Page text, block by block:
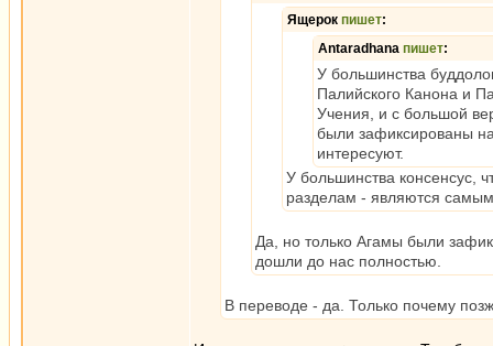
Ящерок пишет:
Antaradhana пишет:
У большинства
Палийского Канона и
Учения, и с большой
были зафиксированы
интересуют.
У большинства консенсус,
разделам - являются
Да, но только Агамы были
дошли до нас полностью.
В переводе - да. Только почему